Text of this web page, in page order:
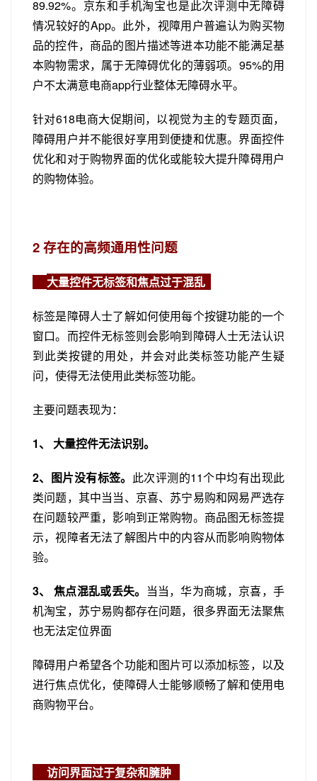
89.92%。京东和手机淘宝也是此次评测中无障碍
情况较好的App。此外，视障用户普遍认为购买物
品的控件，商品的图片描述等进本功能不能满足基
本购物需求，属于无障碍优化的薄弱项。95%的用
户不太满意电商app行业整体无障碍水平。
针对618电商大促期间，以视觉为主的专题页面，
障碍用户并不能很好享用到便捷和优惠。界面控件
优化和对于购物界面的优化或能较大提升障碍用户
的购物体验。
2存在的高频通用性问题
大量控件无标签和焦点过于混乱
标签是障碍人士了解如何使用每个按键功能的一个
窗口。而控件无标签则会影响到障碍人士无法认识
到此类按键的用处，并会对此类标签功能产生疑
问，使得无法使用此类标签功能。
主要问题表现为：
1、 大量控件无法识别。
2、图片没有标签。 此次评测的11个中均有出现此
类问题，其中当当、京喜、苏宁易购和网易严选存
在问题较严重，影响到正常购物。商品图无标签提
示，视障者无法了解图片中的内容从而影响购物体
验。
3、 焦点混乱或丢失。 当当，华为商城，京喜，手
机淘宝，苏宁易购都存在问题，很多界面无法聚焦
也无法定位界面
障碍用户希望各个功能和图片可以添加标签，以及
进行焦点优化，使障碍人士能够顺畅了解和使用电
商购物平台。
访问界面过于复杂和臃肿